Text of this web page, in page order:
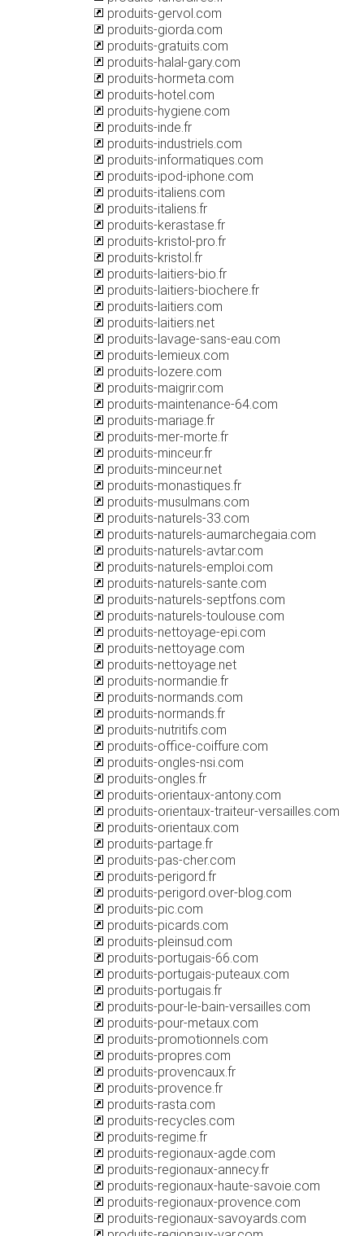
produits-gervol.com
produits-giorda.com
produits-gratuits.com
produits-halal-gary.com
produits-hormeta.com
produits-hotel.com
produits-hygiene.com
produits-inde.fr
produits-industriels.com
produits-informatiques.com
produits-ipod-iphone.com
produits-italiens.com
produits-italiens.fr
produits-kerastase.fr
produits-kristol-pro.fr
produits-kristol.fr
produits-laitiers-bio.fr
produits-laitiers-biochere.fr
produits-laitiers.com
produits-laitiers.net
produits-lavage-sans-eau.com
produits-lemieux.com
produits-lozere.com
produits-maigrir.com
produits-maintenance-64.com
produits-mariage.fr
produits-mer-morte.fr
produits-minceur.fr
produits-minceur.net
produits-monastiques.fr
produits-musulmans.com
produits-naturels-33.com
produits-naturels-aumarchegaia.com
produits-naturels-avtar.com
produits-naturels-emploi.com
produits-naturels-sante.com
produits-naturels-septfons.com
produits-naturels-toulouse.com
produits-nettoyage-epi.com
produits-nettoyage.com
produits-nettoyage.net
produits-normandie.fr
produits-normands.com
produits-normands.fr
produits-nutritifs.com
produits-office-coiffure.com
produits-ongles-nsi.com
produits-ongles.fr
produits-orientaux-antony.com
produits-orientaux-traiteur-versailles.com
produits-orientaux.com
produits-partage.fr
produits-pas-cher.com
produits-perigord.fr
produits-perigord.over-blog.com
produits-pic.com
produits-picards.com
produits-pleinsud.com
produits-portugais-66.com
produits-portugais-puteaux.com
produits-portugais.fr
produits-pour-le-bain-versailles.com
produits-pour-metaux.com
produits-promotionnels.com
produits-propres.com
produits-provencaux.fr
produits-provence.fr
produits-rasta.com
produits-recycles.com
produits-regime.fr
produits-regionaux-agde.com
produits-regionaux-annecy.fr
produits-regionaux-haute-savoie.com
produits-regionaux-provence.com
produits-regionaux-savoyards.com